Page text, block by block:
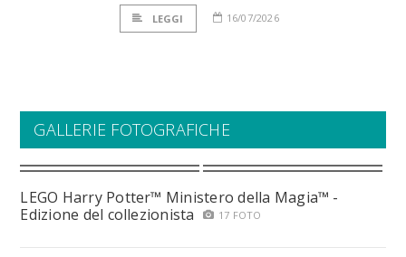
LEGGI 16/07/2026
GALLERIE FOTOGRAFICHE
LEGO Harry Potter™ Ministero della Magia™ -
Edizione del collezionista
17 FOTO